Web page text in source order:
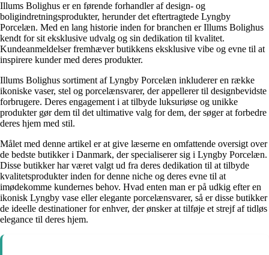
Illums Bolighus er en førende forhandler af design- og
boligindretningsprodukter, herunder det eftertragtede Lyngby
Porcelæn. Med en lang historie inden for branchen er Illums Bolighus
kendt for sit eksklusive udvalg og sin dedikation til kvalitet.
Kundeanmeldelser fremhæver butikkens eksklusive vibe og evne til at
inspirere kunder med deres produkter.
Illums Bolighus sortiment af Lyngby Porcelæn inkluderer en række
ikoniske vaser, stel og porcelænsvarer, der appellerer til designbevidste
forbrugere. Deres engagement i at tilbyde luksuriøse og unikke
produkter gør dem til det ultimative valg for dem, der søger at forbedre
deres hjem med stil.
Målet med denne artikel er at give læserne en omfattende oversigt over
de bedste butikker i Danmark, der specialiserer sig i Lyngby Porcelæn.
Disse butikker har været valgt ud fra deres dedikation til at tilbyde
kvalitetsprodukter inden for denne niche og deres evne til at
imødekomme kundernes behov. Hvad enten man er på udkig efter en
ikonisk Lyngby vase eller elegante porcelænsvarer, så er disse butikker
de ideelle destinationer for enhver, der ønsker at tilføje et strejf af tidløs
elegance til deres hjem.